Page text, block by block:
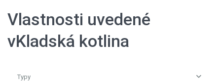
Vlastnosti uvedené
vKladská kotlina
Typy